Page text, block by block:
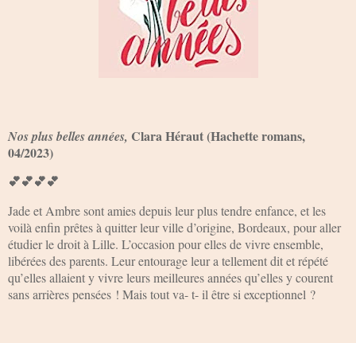
Nos plus belles années, Clara Héraut (Hachette romans,
04/2023)
💕💕💕💕
Jade et Ambre sont amies depuis leur plus tendre enfance, et les
voilà enfin prêtes à quitter leur ville d’origine, Bordeaux, pour aller
étudier le droit à Lille. L’occasion pour elles de vivre ensemble,
libérées des parents. Leur entourage leur a tellement dit et répété
qu’elles allaient y vivre leurs meilleures années qu’elles y courent
sans arrières pensées ! Mais tout va- t- il être si exceptionnel ?